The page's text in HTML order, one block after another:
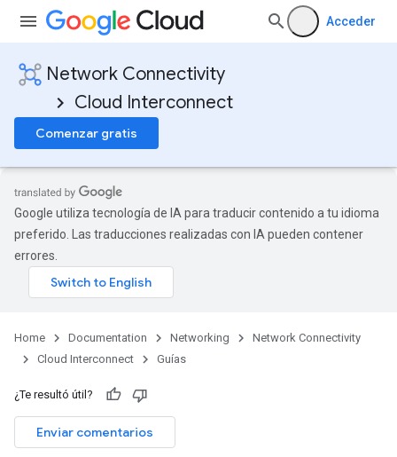
Acceder
Network Connectivity
Cloud Interconnect
Comenzar gratis
Google utiliza tecnología de IA para traducir contenido a tu idioma
preferido. Las traducciones realizadas con IA pueden contener
errores.
Home Documentation Networking
Network Connectivity
Cloud Interconnect
Guías
¿Te resultó útil?
Enviar comentarios